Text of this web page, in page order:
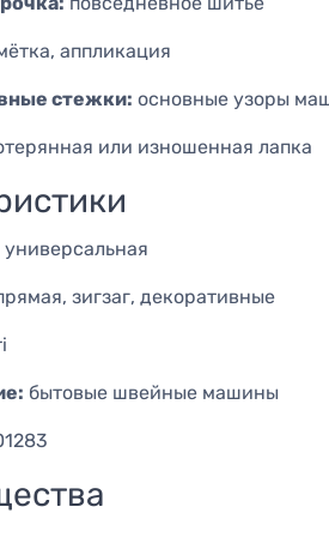
аппликация
стежки: основные узоры
или изношенная лапка
универсальная
зигзаг, декоративные
бытовые швейные машины